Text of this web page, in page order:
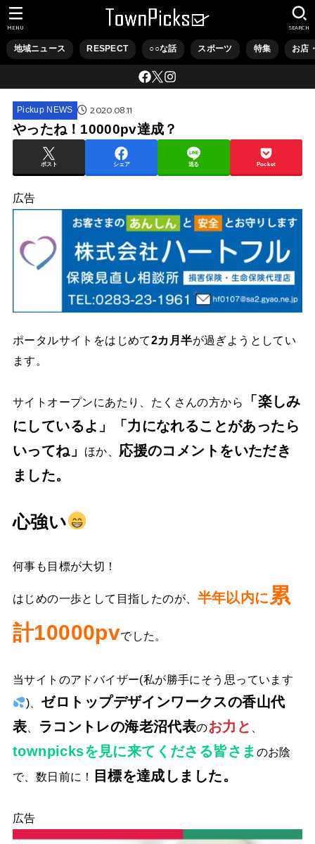
地域ニュース RESPECT ○○な話 スポーツ 特集 お店
SEARCH
MENU
Pickup NEWS 2020.08.11
やったね！10000pv達成？
ポスト シェア 送る Pocket
広告
ポータルサイトをはじめて2カ月半が過ぎようとしてい
ます。
サイトオープンにあたり、たくさんの方から
「楽しみ
にしているよ」「力になれることがあったら
いってね」
ほか、 応援のコメントをいただき
ました。
心強い
何事も目標が大切！
はじめの一歩として目指したのが、 半年以内に 累
計10000pvでした。
当サイトのアドバイザー(私が勝手にそう思っています
)、 ゼロトップデザインワークスの香山代
表
ラコントレの海老沼代表のお力と
townpicksを見に来てくださる皆さま のお陰
で、数日前に！
目標を達成しました。
広告